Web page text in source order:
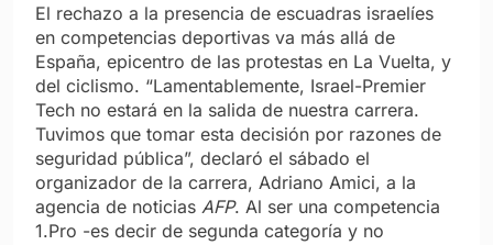
El rechazo a la presencia de escuadras israelíes
en competencias deportivas va más allá de
España, epicentro de las protestas en La Vuelta, y
del ciclismo. “Lamentablemente, Israel-Premier
Tech no estará en la salida de nuestra carrera.
Tuvimos que tomar esta decisión por razones de
seguridad pública”, declaró el sábado el
organizador de la carrera, Adriano Amici, a la
agencia de noticias AFP. Al ser una competencia
1.Pro -es decir de segunda categoría y no